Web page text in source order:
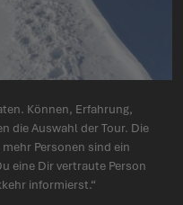
Können, Erfahrung,
die Auswahl der Tour. Die
Personen sind ein
eine Dir vertraute Person
informierst.“